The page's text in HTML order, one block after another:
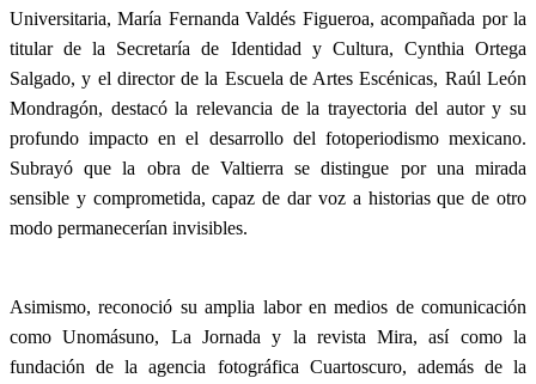
Universitaria, María Fernanda Valdés Figueroa, acompañada por la
titular de la Secretaría de Identidad y Cultura, Cynthia Ortega
Salgado, y el director de la Escuela de Artes Escénicas, Raúl León
Mondragón, destacó la relevancia de la trayectoria del autor y su
profundo impacto en el desarrollo del fotoperiodismo mexicano.
Subrayó que la obra de Valtierra se distingue por una mirada
sensible y comprometida, capaz de dar voz a historias que de otro
modo permanecerían invisibles.
Asimismo, reconoció su amplia labor en medios de comunicación
como Unomásuno, La Jornada y la revista Mira, así como la
fundación de la agencia fotográfica Cuartoscuro, además de la